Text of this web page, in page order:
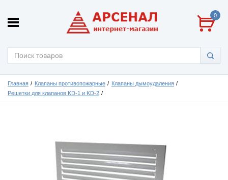
0
Главная Клапаны противопожарные
Клапаны дымоудаления
Решетки для клапанов KD-1 и KD-2